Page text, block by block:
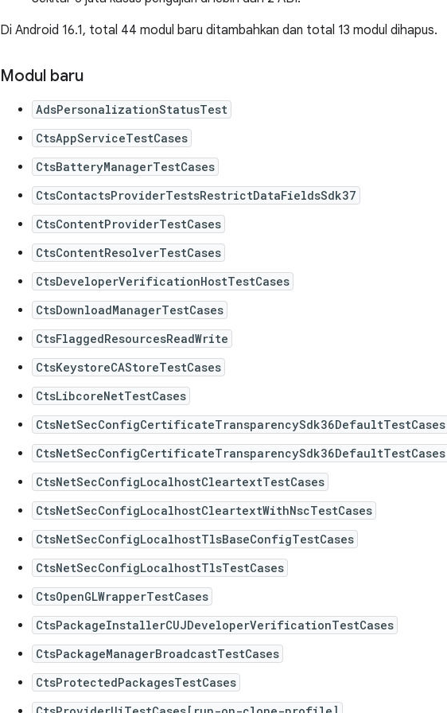
Di Android 16.1, total 44 modul baru ditambahkan dan total 13 modul dihapus.
Modul baru
AdsPersonalizationStatusTest
CtsAppServiceTestCases
CtsBatteryManagerTestCases
CtsContactsProviderTestsRestrictDataFieldsSdk37
CtsContentProviderTestCases
CtsContentResolverTestCases
CtsDeveloperVerificationHostTestCases
CtsDownloadManagerTestCases
CtsFlaggedResourcesReadWrite
CtsKeystoreCAStoreTestCases
CtsLibcoreNetTestCases
CtsNetSecConfigCertificateTransparencySdk36DefaultTestCases
CtsNetSecConfigLocalhostCleartextTestCases
CtsNetSecConfigLocalhostCleartextWithNscTestCases
CtsNetSecConfigLocalhostTlsBaseConfigTestCases
CtsNetSecConfigLocalhostTlsTestCases
CtsOpenGLWrapperTestCases
CtsPackageInstallerCUJDeveloperVerificationTestCases
CtsPackageManagerBroadcastTestCases
CtsProtectedPackagesTestCases